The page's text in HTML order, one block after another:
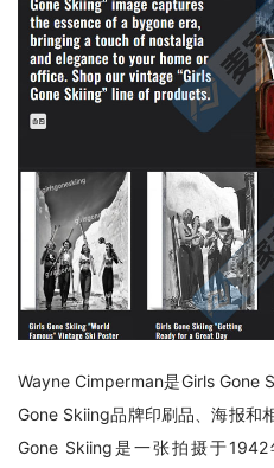
Wayne Cimperman是Girls Gone
Gone Skiing品牌印刷品、海报和
Gone Skiing是一张拍摄于